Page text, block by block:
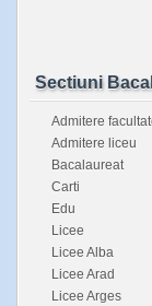
Sectiuni
Admitere
Admitere liceu
Bacalaureat
Carti
Edu
Licee
Licee Alba
Licee Arad
Licee Arges